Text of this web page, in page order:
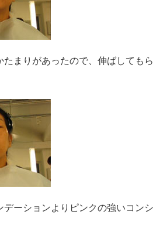
たまりがあったので、伸ばしてもら
デーションよりピンクの強いコンシ